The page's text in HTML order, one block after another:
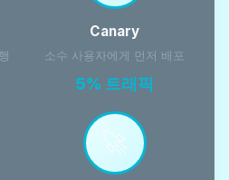
Canary
소수 사용자에게 먼저 배포
5% 트래픽
🚀